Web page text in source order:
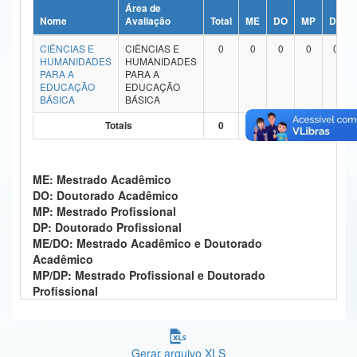
Ministério da Ciência, Tecnologia, Inovações e Comunicações
Ministério do Meio Ambiente
Ministério do Turismo
Ministério do Desenvolvimento Regional
Ministério da Mulher, da Família e dos Direitos Humanos
Secretaria-Geral
Secretaria de Governo
Gabinete de Segurança Institucional
Nome
Área de
Avaliação
Total ME DO MP DP
CIÊNCIAS E
HUMANIDADES
PARA A
EDUCAÇÃO
BÁSICA
CIÊNCIAS E
HUMANIDADES
PARA A
EDUCAÇÃO
BÁSICA
0 0 0 0 0
Totais 0 0 0 0 0
ME: Mestrado Acadêmico
DO: Doutorado Acadêmico
MP: Mestrado Profissional
DP: Doutorado Profissional
ME/DO: Mestrado Acadêmico e Doutorado
Acadêmico
MP/DP: Mestrado Profissional e Doutorado
Profissional
Gerar arquivo XLS